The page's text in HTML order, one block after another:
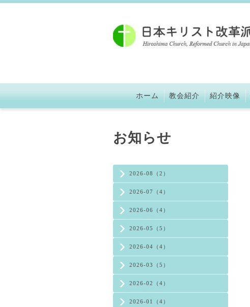
ホーム 教会紹介 紹介映像
2026-08（2）
2026-07（4）
2026-06（4）
2026-05（5）
2026-04（4）
2026-03（5）
2026-02（4）
2026-01（4）
お知らせ